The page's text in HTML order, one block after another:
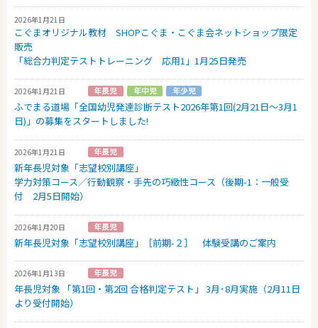
2026年1月21日
こぐまオリジナル教材 SHOPこぐま・こぐま会ネットショップ限定
販売
「総合力判定テストトレーニング 応用1」1月25日発売
2026年1月21日
ふでまる道場「全国幼児発達診断テスト2026年第1回(2月21日～3月1
日)」の募集をスタートしました!
2026年1月21日
新年長児対象「志望校別講座」
学力対策コース／行動観察・手先の巧緻性コース（後期-1：一般受
付 2月5日開始）
2026年1月20日
新年長児対象「志望校別講座」［前期-２］ 体験受講のご案内
2026年1月13日
年長児対象 「第1回・第2回 合格判定テスト」 3月･8月実施（2月11日
より受付開始）